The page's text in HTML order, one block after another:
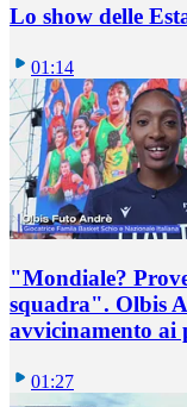
Lo show delle
01:14
"Mondiale?
squadra". Olbis
avvicinamento ai
01:27